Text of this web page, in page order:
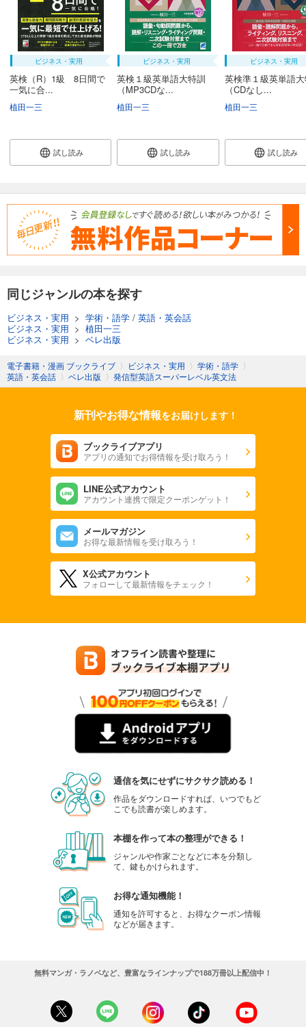
ビジネス・実用
英検（R）1級 8日間で
一気に合...
植田一三
試し読み
ビジネス・実用
英検１級英単語大特訓
（MP3CDな...
植田一三
試し読み
ビジネス・実用
英検準１級英単語
（CDなし...
植田一三
試し読み
同じジャンルの本を探す
ビジネス・実用 > 学術・語学 / 英語・英会話
ビジネス・実用 > 植田一三
ビジネス・実用 > ベレ出版
電子書籍・漫画 ブックライブ 〉 ビジネス・実用 〉 学術・語学 〉
英語・英会話 〉 ベレ出版 〉 発信型英語スーパーレベル英文法
新刊やお得な情報をお届けします！
ブックライブアプリ
アプリの通知でお得情報を受け取ろう！
LINE公式アカウント
アカウント連携で限定クーポンゲット！
メールマガジン
お得な最新情報を受け取ろう！
X公式アカウント
フォローして最新情報をチェック！
通信を気にせずにサクサク読める！
作品をダウンロードすれば、いつでもど
こでも読書が楽しめます。
本棚を作って本の整理ができる！
ジャンルや作家ごとなどに本を分類し
て、鍵もかけられます。
お得な通知機能！
通知を許可すると、お得なクーポン情報
などが届きます。
無料マンガ・ラノベなど、豊富なラインナップで188万冊以上配信中！